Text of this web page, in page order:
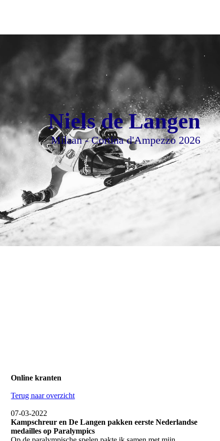
Niels de Langen
Milaan - Cortina d'Ampezzo 2026
Online kranten
Terug naar overzicht
07-03-2022
Kampschreur en De Langen pakken eerste Nederlandse
medailles op Paralympics